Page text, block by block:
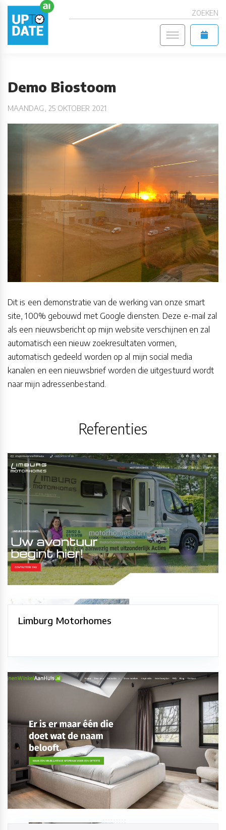
ZOEKEN
Demo Biostoom
MAANDAG, 25 OKTOBER 2021
Dit is een demonstratie van de werking van onze smart
site, 100% gebouwd met Google diensten. Deze e-mail zal
als een nieuwsbericht op mijn website verschijnen en zal
automatisch een nieuw zoekresultaten vormen,
automatisch gedeeld worden op al mijn social media
kanalen en een nieuwsbrief worden die uitgestuurd wordt
naar mijn adressenbestand.
Referenties
Limburg Motorhomes